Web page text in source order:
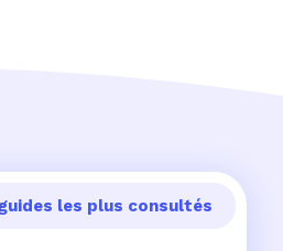
les plus consultés